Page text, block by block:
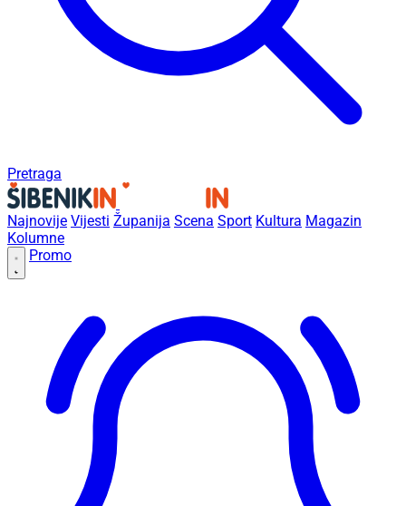
Pretraga
Najnovije Vijesti Županija Scena Sport Kultura Magazin
Kolumne
Promo